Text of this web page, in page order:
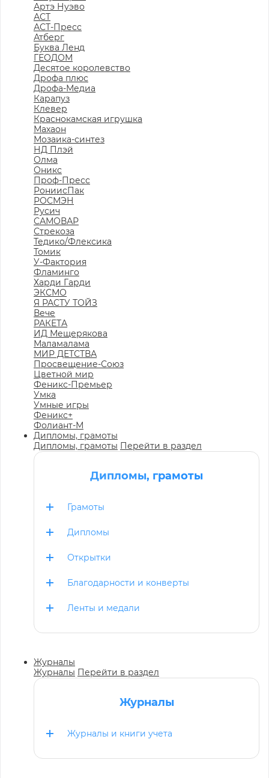
Артэ Нуэво
АСТ
АСТ-Пресс
Атберг
Буква Ленд
ГЕОДОМ
Десятое королевство
Дрофа плюс
Дрофа-Медиа
Карапуз
Клевер
Краснокамская игрушка
Махаон
Мозаика-синтез
НД Плэй
Олма
Оникс
Проф-Пресс
РониисПак
РОСМЭН
Русич
САМОВАР
Стрекоза
Тедико/Флексика
Томик
У-Фактория
Фламинго
Харди Гарди
ЭКСМО
Я РАСТУ ТОЙЗ
Вече
РАКЕТА
ИД Мещерякова
Маламалама
МИР ДЕТСТВА
Просвещение-Союз
Цветной мир
Феникс-Премьер
Умка
Умные игры
Феникс+
Фолиант-М
Дипломы, грамоты
Дипломы, грамоты Перейти в раздел
Дипломы, грамоты
Грамоты
Дипломы
Открытки
Благодарности и конверты
Ленты и медали
Журналы
Журналы Перейти в раздел
Журналы
Журналы и книги учета